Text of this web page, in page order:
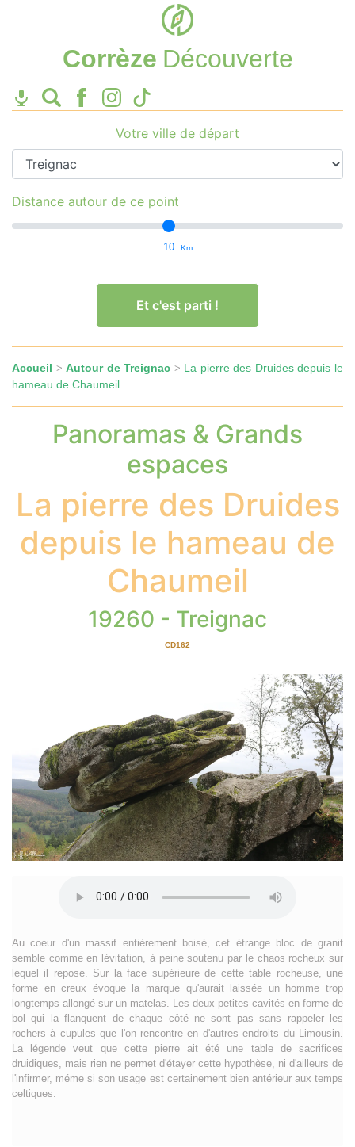
Corrèze Découverte
Votre ville de départ
Distance autour de ce point
10 Km
Et c'est parti !
Accueil >Autour de Treignac > La pierre des Druides depuis le
hameau de Chaumeil
Panoramas & Grands
espaces
La pierre des Druides
depuis le hameau de
Chaumeil
19260 - Treignac
CD162
Au coeur d'un massif entièrement boisé, cet étrange bloc de granit
semble comme en lévitation, à peine soutenu par le chaos rocheux sur
lequel il repose. Sur la face supérieure de cette table rocheuse, une
forme en creux évoque la marque qu'aurait laissée un homme trop
longtemps allongé sur un matelas. Les deux petites cavités en forme de
bol qui la flanquent de chaque côté ne sont pas sans rappeler les
rochers à cupules que l'on rencontre en d'autres endroits du Limousin.
La légende veut que cette pierre ait été une table de sacrifices
druidiques, mais rien ne permet d'étayer cette hypothèse, ni d'ailleurs de
l'infirmer, méme si son usage est certainement bien antérieur aux temps
celtiques.